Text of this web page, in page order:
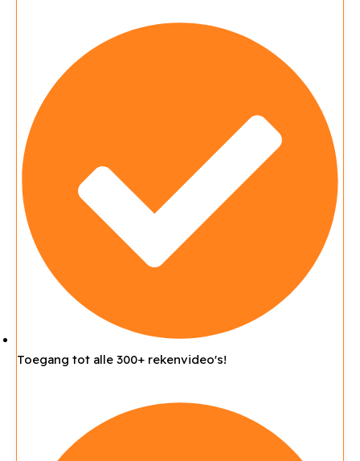
Toegang tot alle 300+ rekenvideo's!